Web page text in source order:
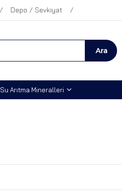
Depo / Sevkiyat
Su Arıtma Mineralleri